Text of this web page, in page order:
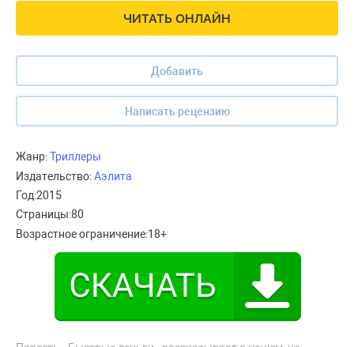
ЧИТАТЬ ОНЛАЙН
Добавить
Написать рецензию
Жанр:Триллеры
Издательство:Аэлита
Год:2015
Страницы:80
Возрастное ограничение:18+